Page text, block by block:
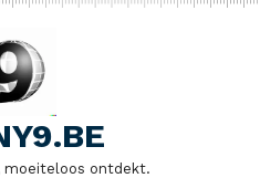
moeiteloos ontdekt.